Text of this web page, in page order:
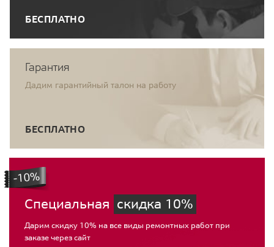
БЕСПЛАТНО
Гарантия
Дадим гарантийный талон на работу
БЕСПЛАТНО
Специальная скидка 10%
Дарим скидку 10% на все виды ремонтных работ при
заказе через сайт